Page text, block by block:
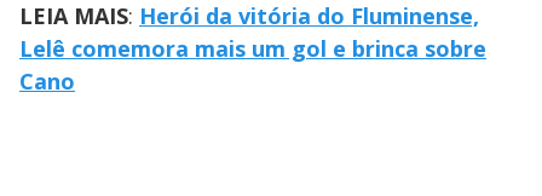
LEIA MAIS: Herói da vitória do Fluminense,
Lelê comemora mais um gol e brinca sobre
Cano